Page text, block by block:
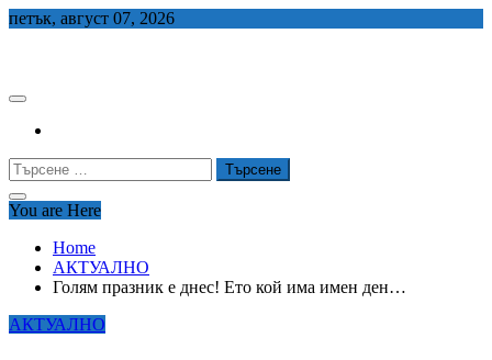
Skip
петък, август 07, 2026
Търсене
за:
You are Here
Home
АКТУАЛНО
Голям празник е днес! Ето кой има имен ден…
АКТУАЛНО